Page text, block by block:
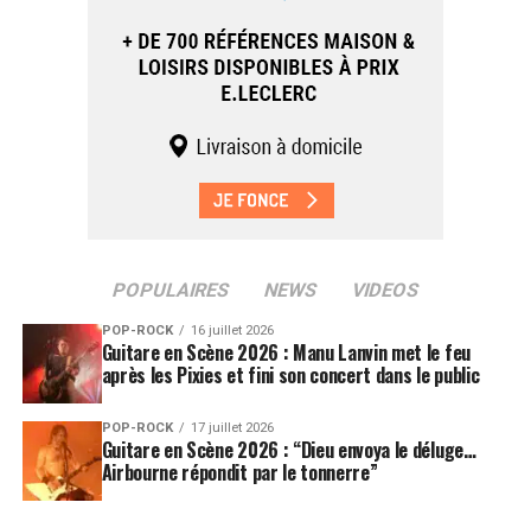
POPULAIRES NEWS VIDEOS
POP-ROCK 16 juillet 2026
Guitare en Scène 2026 : Manu Lanvin met le feu
après les Pixies et fini son concert dans le public
POP-ROCK 17 juillet 2026
Guitare en Scène 2026 : “Dieu envoya le déluge…
Airbourne répondit par le tonnerre”